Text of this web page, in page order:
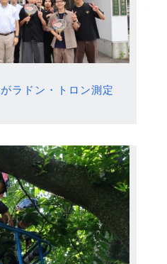
ラドン・トロン測定